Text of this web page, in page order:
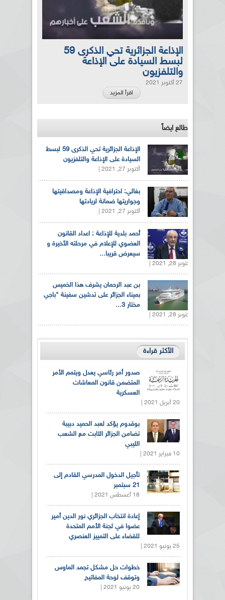
الإذاعة الجزائرية تحي الذكرى 59
لبسط السيادة على الإذاعة
والتلفزيون
27 أكتوبر 2021
اقرأ المزيد
طالع ايضاً
الإذاعة الجزائرية تحي الذكرى 59 لبسط
السيادة على الإذاعة والتلفزيون
أكتوبر 27, 2021 |
بغالي: احترافية الإذاعة ومصداقيتها
وجواريتها ضمانة لريادتها
أكتوبر 27, 2021 |
أحمد بلدية للإذاعة : اعداد القانون
العضوي للإعلام في مرحلته الأخيرة و
سيعرض قريبا...
أكتوبر 28, 2021 |
بن عبد الرحمان يشرف هذا الخميس
بميناء الجزائر على تدشين سفينة "باجي
مختار 3...
أكتوبر 28, 2021 |
الأكثر قراءة
صدور أمر رئاسي يعدل ويتمم الأمر
المتضمن قانون المعاشات
العسكرية
20 أبريل 2021 |
بوقدوم يؤكد لعبد الحميد دبيبة
تضامن الجزائر الثابت مع الشعب
الليبي
10 فبراير 2021 |
تأجيل الدخول المدرسي القادم إلى
21 سبتمبر
18 أغسطس 2021 |
إعادة انتخاب الجزائري نور الدين أمير
عضوا في لجنة الأمم المتحدة
للقضاء على التمييز العنصري
25 يونيو 2021 |
خطوات حل مشكل تجمد الماوس
وتوقف لوحة المفاتيح
20 يونيو 2021 |